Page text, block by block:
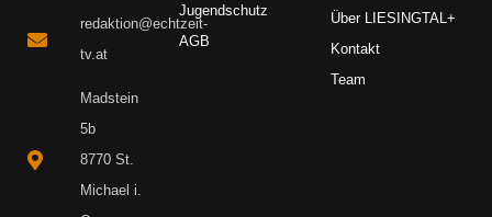
redaktion@echtzeit-
tv.at
Madstein
5b
8770 St.
Michael i.
Jugendschutz
AGB
Über LIESINGTAL+
Kontakt
Team